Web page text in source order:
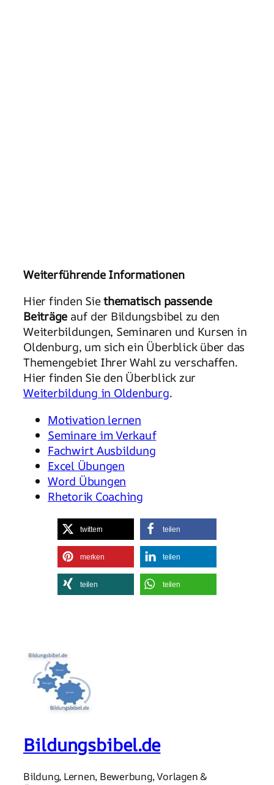
Weiterführende Informationen
Hier finden Siethematisch passende
Beiträge auf der Bildungsbibel zu den
Weiterbildungen, Seminaren und Kursen in
Oldenburg, um sich ein Überblick über das
Themengebiet Ihrer Wahl zu verschaffen.
Hier finden Sie den Überblick zur
Weiterbildung in Oldenburg.
Motivation lernen
Seminare im Verkauf
Fachwirt Ausbildung
Excel Übungen
Word Übungen
Rhetorik Coaching
twittern teilen
merken teilen
teilen teilen
Bildungsbibel.de
Bildung, Lernen, Bewerbung, Vorlagen &